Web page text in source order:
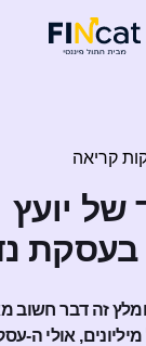
יועץ
זה דבר חשוב
אולי ה-